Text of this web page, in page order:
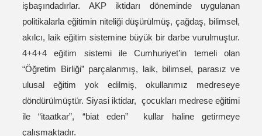
işbaşındadırlar. AKP iktidarı döneminde uygulanan
politikalarla eğitimin niteliği düşürülmüş, çağdaş, bilimsel,
akılcı, laik eğitim sistemine büyük bir darbe vurulmuştur.
4+4+4 eğitim sistemi ile Cumhuriyet’in temeli olan
“Öğretim Birliği” parçalanmış, laik, bilimsel, parasız ve
ulusal eğitim yok edilmiş, okullarımız medreseye
döndürülmüştür. Siyasi iktidar, çocukları medrese eğitimi
ile “itaatkar”, “biat eden” kullar haline getirmeye
çalışmaktadır.